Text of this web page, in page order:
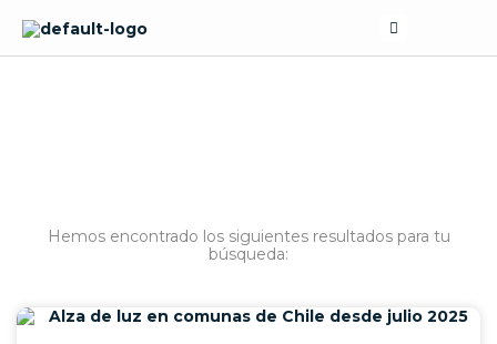
content
Hemos encontrado los siguientes resultados para tu
búsqueda: